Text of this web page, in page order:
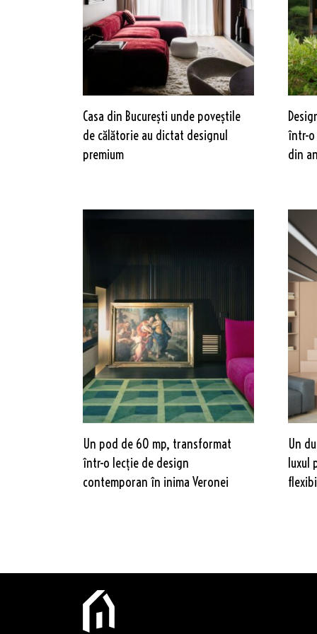
Casa din București unde poveștile
de călătorie au dictat designul
premium
într-o
din
Un pod de 60 mp, transformat
într-o lecție de design
contemporan în inima Veronei
Un
luxul